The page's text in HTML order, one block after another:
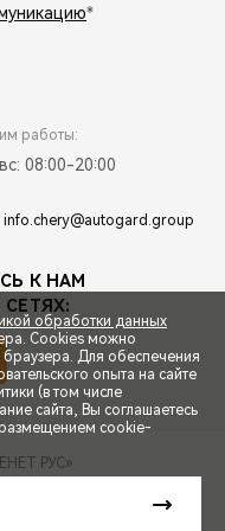
*
работы:
08:00-20:00
info.chery@autogard.group
К НАМ
РУС»
обработки данных
Cookies можно
Для обеспечения
опыта на сайте
(в том числе
сайта, Вы соглашаетесь
размещением cookie-